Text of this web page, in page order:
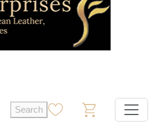
Search